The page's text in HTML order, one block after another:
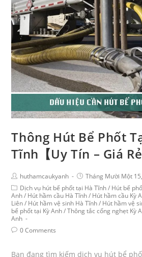
Thông Hút Bể Phốt
Tĩnh【Uy Tín – Giá Rẻ
huthamcaukyanh
Tháng Mười Một
Dịch vụ hút bể phốt tại Hà Tĩnh / Hút bể
Anh / Hút hầm cầu Hà Tĩnh / Hút hầm cầu Kỳ
Liên / Hút hầm vệ sinh Hà Tĩnh / Hút hầm vệ
bể phốt tại Kỳ Anh / Thông tắc cống nghẹt Kỳ
Anh
0 Comments
Bạn đang tìm kiếm dịch vụ hút bể